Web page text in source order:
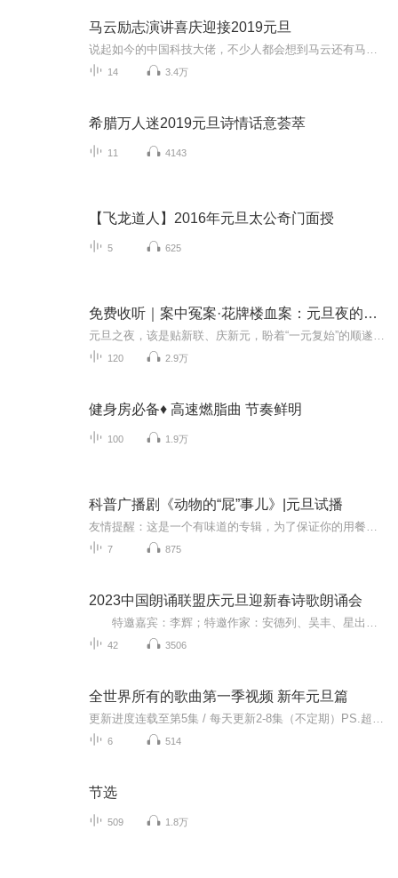
马云励志演讲喜庆迎接2019元旦
14 3.4万
希腊万人迷2019元旦诗情话意荟萃
11 4143
【飞龙道人】2016年元旦太公奇门面授
5 625
免费收听｜案中冤案·花牌楼血案：元旦夜的沉冤与昭雪
120 2.9万
健身房必备♦️ 高速燃脂曲 节奏鲜明
100 1.9万
科普广播剧《动物的“屁”事儿》|元旦试播
7 875
2023中国朗诵联盟庆元旦迎新春诗歌朗诵会
42 3506
全世界所有的歌曲第一季视频 新年元旦篇
6 514
节选
509 1.8万